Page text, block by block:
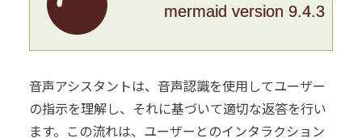
mermaid version 9.4.3
音声アシスタントは、音声認識を使用してユーザー
の指示を理解し、それに基づいて適切な返答を行い
ます。この流れは、ユーザーとのインタラクション